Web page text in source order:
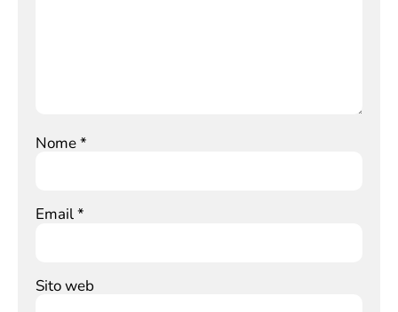
Nome*
Email*
Sito web